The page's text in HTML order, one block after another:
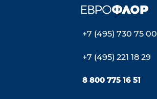
+7 (495) 730 75 00
+7 (495) 221 18 29
8 800 775 16 51